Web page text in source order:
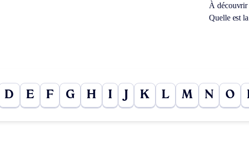
À découvrir
Quelle est
D E F G H I K L M N O